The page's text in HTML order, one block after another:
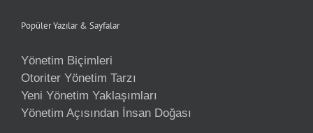
Popüler Yazılar & Sayfalar
Yönetim Biçimleri
Otoriter Yönetim Tarzı
Yeni Yönetim Yaklaşımları
Yönetim Açısından İnsan Doğası